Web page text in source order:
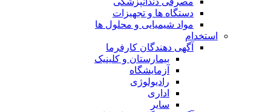
دستگاه ها و تجهیزات
مواد شیمیایی و محلول ها
استخدام
آگهی دهندگان کارفرما
بیمارستان و کلینیک
آزمایشگاه
رادیولوژی
اداری
سایر